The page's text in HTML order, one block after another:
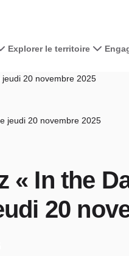
Explorer le territoire
jeudi 20 novembre 2025
jeudi 20 novembre 2025
« In the
20